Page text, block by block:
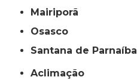
Mairiporã
Osasco
Santana de Parnaíba
Aclimação